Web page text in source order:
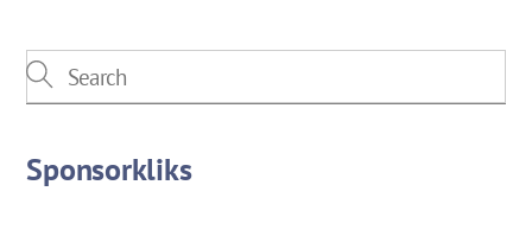
Sponsorkliks